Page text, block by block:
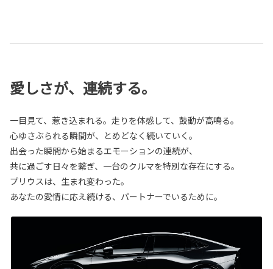
愛しさが、連続する。
一目見て、惹き込まれる。走りを体感して、鼓動が高鳴る。
心ゆさぶられる瞬間が、とめどなく続いていく。
出会った瞬間から始まるエモーションの連続が、
共に過ごす日々を繋ぎ、一台のクルマを特別な存在にする。
プリウスは、生まれ変わった。
あなたの愛情に応え続ける、パートナーでいるために。